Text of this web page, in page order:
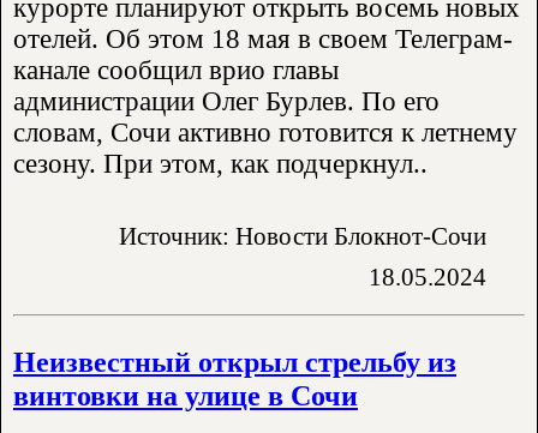
курорте планируют открыть восемь новых
отелей. Об этом 18 мая в своем Телеграм-
канале сообщил врио главы
администрации Олег Бурлев. По его
словам, Сочи активно готовится к летнему
сезону. При этом, как подчеркнул..
Источник: Новости Блокнот-Сочи
18.05.2024
Неизвестный открыл стрельбу из
винтовки на улице в Сочи